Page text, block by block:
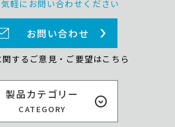
製品カテゴリー
CATEGORY
軽にお問い合わせください
お問い合わせ
するご意見・ご要望はこちら